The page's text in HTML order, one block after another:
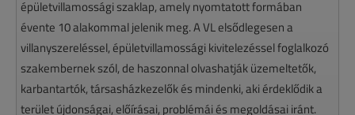
épületvillamossági szaklap, amely nyomtatott formában
évente 10 alakommal jelenik meg. A VL elsődlegesen a
villanyszereléssel, épületvillamossági kivitelezéssel foglalkozó
szakembernek szól, de haszonnal olvashatják üzemeltetők,
karbantartók, társasházkezelők és mindenki, aki érdeklődik a
terület újdonságai, előírásai, problémái és megoldásai iránt.